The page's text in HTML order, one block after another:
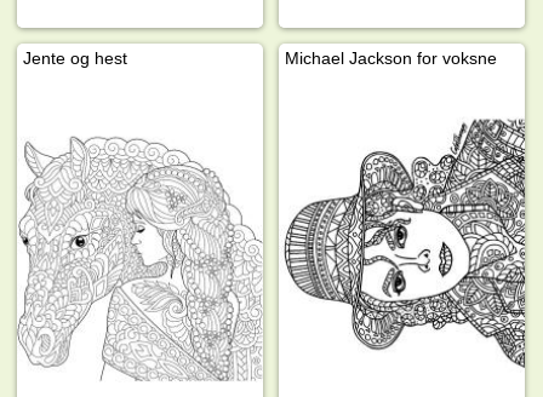
Jente og hest Michael Jackson for voksne